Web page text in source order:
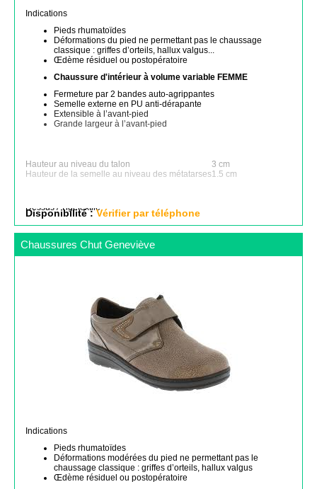
Indications
Pieds rhumatoïdes
Déformations du pied ne permettant pas le chaussage
classique : griffes d’orteils, hallux valgus...
Œdème résiduel ou postopératoire
Chaussure d'intérieur à volume variable FEMME
Fermeture par 2 bandes auto-agrippantes
Semelle externe en PU anti-dérapante
Extensible à l’avant-pied
Grande largeur à l’avant-pied
Hauteur au niveau du talon
3 cm
Hauteur de la semelle au niveau des métatarses1.5 cm
Dessus / Tigetextile
Disponibilité : Vérifier par téléphone
Chaussures Chut Geneviève
Indications
Pieds rhumatoïdes
Déformations modérées du pied ne permettant pas le
chaussage classique : griffes d’orteils, hallux valgus
Œdème résiduel ou postopératoire